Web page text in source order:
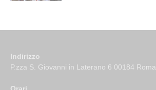
Indirizzo
P.zza S. Giovanni in Laterano 6 00184 Roma